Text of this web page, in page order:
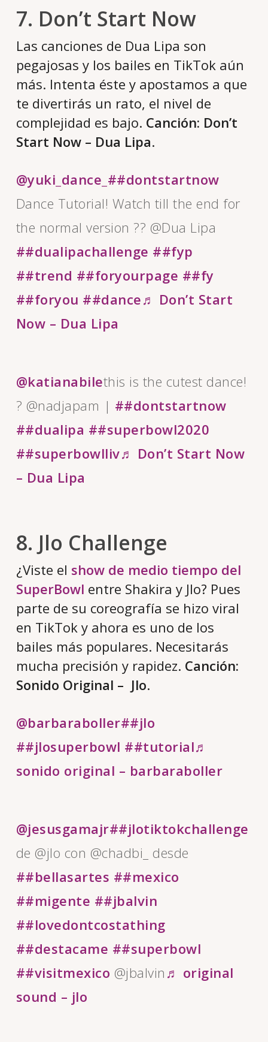
7. Don’t Start Now
Las canciones de Dua Lipa son
pegajosas y los bailes en TikTok aún
más. Intenta éste y apostamos a que
te divertirás un rato, el nivel de
complejidad es bajo. Canción: Don’t
Start Now – Dua Lipa.
@yuki_dance_ ##dontstartnow
Dance Tutorial! Watch till the end for
the normal version ?? @Dua Lipa
##dualipachallenge ##fyp
##trend ##foryourpage ##fy
##foryou ##dance♬ Don’t Start
Now – Dua Lipa
@katianabilethis is the cutest dance!
? @nadjapam | ##dontstartnow
##dualipa ##superbowl2020
##superbowlliv♬ Don’t Start Now
– Dua Lipa
8. Jlo Challenge
¿Viste el show de medio tiempo del
SuperBowl entre Shakira y Jlo? Pues
parte de su coreografía se hizo viral
en TikTok y ahora es uno de los
bailes más populares. Necesitarás
mucha precisión y rapidez. Canción:
Sonido Original – Jlo.
@barbaraboller##jlo
##jlosuperbowl ##tutorial♬
sonido original – barbaraboller
@jesusgamajr##jlotiktokchallenge
de @jlo con @chadbi_ desde
##bellasartes ##mexico
##migente ##jbalvin
##lovedontcostathing
##destacame ##superbowl
##visitmexico @jbalvin ♬ original
sound – jlo